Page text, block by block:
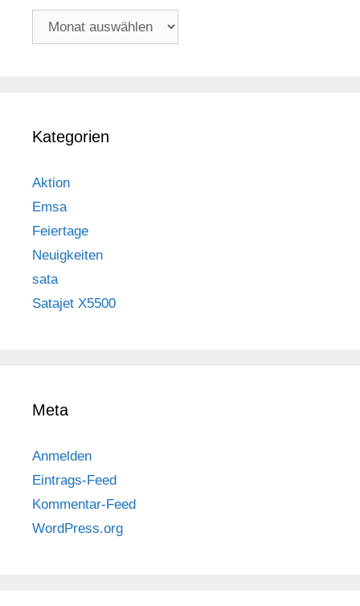
Archiv
Kategorien
Aktion
Emsa
Feiertage
Neuigkeiten
sata
Satajet X5500
Meta
Anmelden
Eintrags-Feed
Kommentar-Feed
WordPress.org